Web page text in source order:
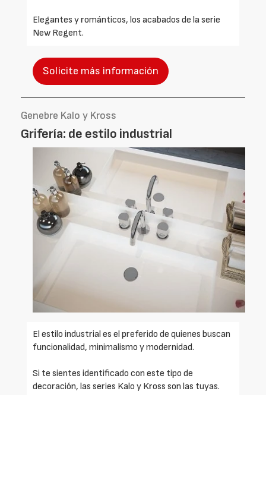
Elegantes y románticos, los acabados de la serie
New Regent.
Solicite más información
Genebre Kalo y Kross
Grifería: de estilo industrial
El estilo industrial es el preferido de quienes buscan
funcionalidad, minimalismo y modernidad.
Si te sientes identificado con este tipo de
decoración, las series Kalo y Kross son las tuyas.